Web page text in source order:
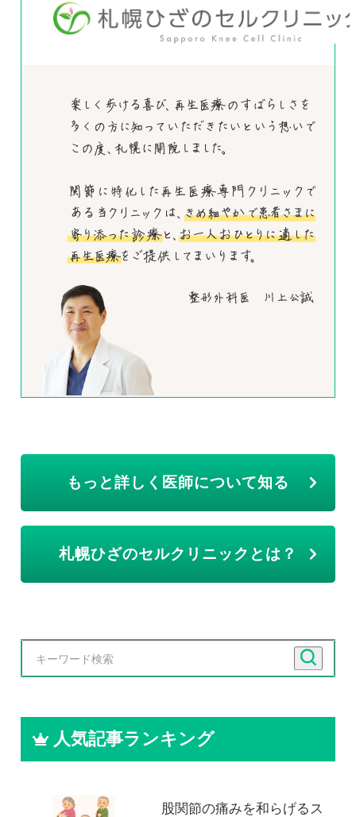
もっと詳しく医師について知る
札幌ひざのセルクリニックとは？
人気記事ランキング
股関節の痛みを和らげるス